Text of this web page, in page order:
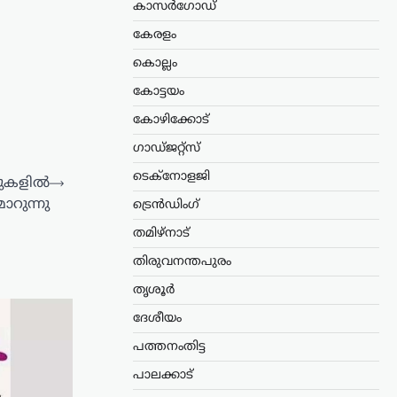
⟶
കാസർഗോഡ്
കേരളം
കൊല്ലം
കോട്ടയം
കോഴിക്കോട്
ഗാഡ്ജറ്റ്സ്
ടെക്നോളജി
ട്രെൻഡിംഗ്
തമിഴ്നാട്
തിരുവനന്തപുരം
തൃശൂർ
ദേശീയം
പത്തനംതിട്ട
പാലക്കാട്